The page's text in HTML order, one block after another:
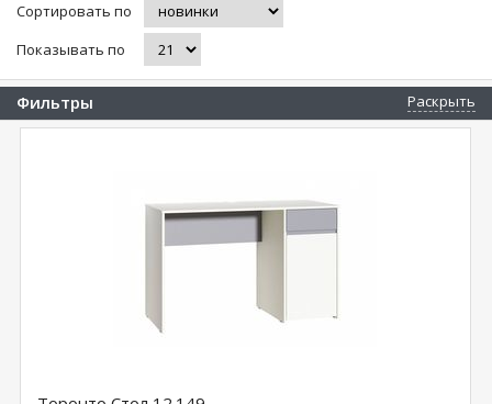
Сортировать по
Показывать по
Фильтры Раскрыть